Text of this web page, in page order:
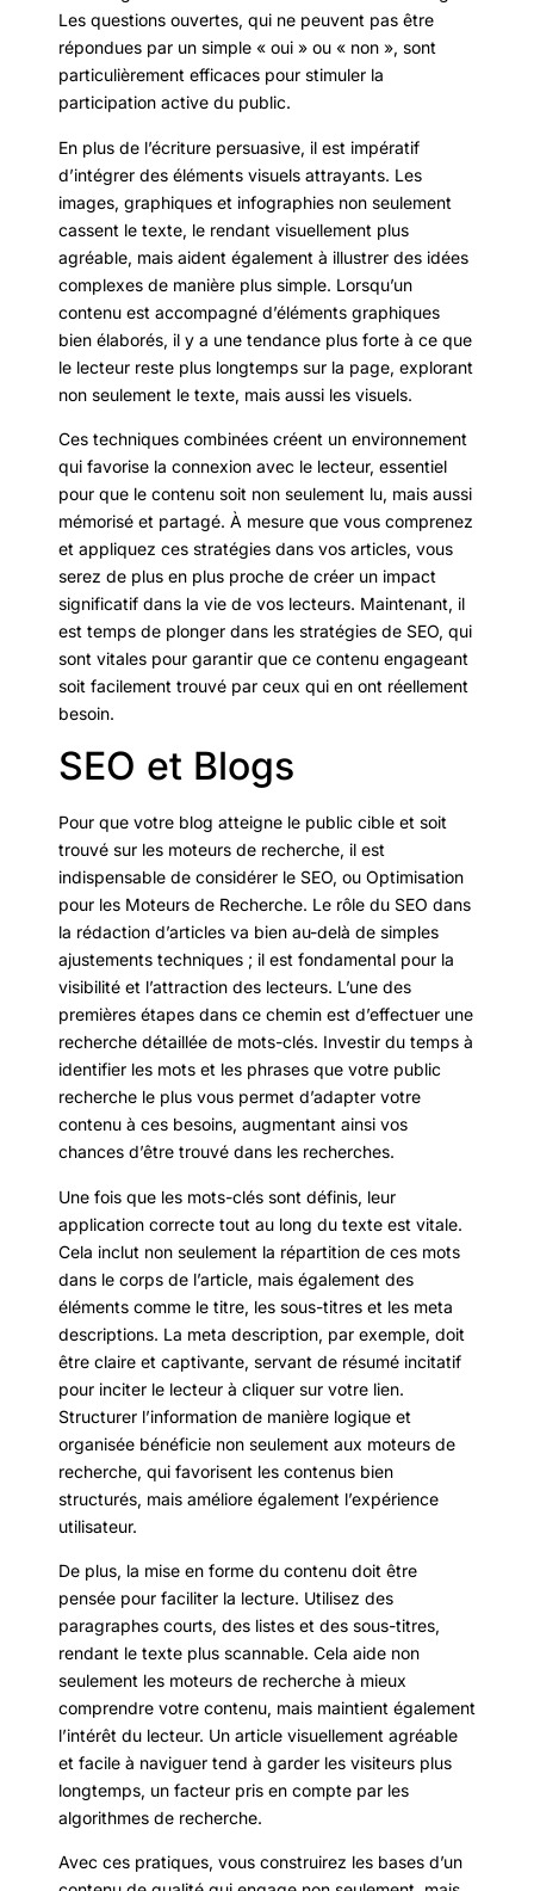
Les questions ouvertes, qui ne peuvent pas être
répondues par un simple « oui » ou « non », sont
particulièrement efficaces pour stimuler la
participation active du public.
En plus de l’écriture persuasive, il est impératif
d’intégrer des éléments visuels attrayants. Les
images, graphiques et infographies non seulement
cassent le texte, le rendant visuellement plus
agréable, mais aident également à illustrer des idées
complexes de manière plus simple. Lorsqu’un
contenu est accompagné d’éléments graphiques
bien élaborés, il y a une tendance plus forte à ce que
le lecteur reste plus longtemps sur la page, explorant
non seulement le texte, mais aussi les visuels.
Ces techniques combinées créent un environnement
qui favorise la connexion avec le lecteur, essentiel
pour que le contenu soit non seulement lu, mais aussi
mémorisé et partagé. À mesure que vous comprenez
et appliquez ces stratégies dans vos articles, vous
serez de plus en plus proche de créer un impact
significatif dans la vie de vos lecteurs. Maintenant, il
est temps de plonger dans les stratégies de SEO, qui
sont vitales pour garantir que ce contenu engageant
soit facilement trouvé par ceux qui en ont réellement
besoin.
SEO et Blogs
Pour que votre blog atteigne le public cible et soit
trouvé sur les moteurs de recherche, il est
indispensable de considérer le SEO, ou Optimisation
pour les Moteurs de Recherche. Le rôle du SEO dans
la rédaction d’articles va bien au-delà de simples
ajustements techniques ; il est fondamental pour la
visibilité et l’attraction des lecteurs. L’une des
premières étapes dans ce chemin est d’effectuer une
recherche détaillée de mots-clés. Investir du temps à
identifier les mots et les phrases que votre public
recherche le plus vous permet d’adapter votre
contenu à ces besoins, augmentant ainsi vos
chances d’être trouvé dans les recherches.
Une fois que les mots-clés sont définis, leur
application correcte tout au long du texte est vitale.
Cela inclut non seulement la répartition de ces mots
dans le corps de l’article, mais également des
éléments comme le titre, les sous-titres et les meta
descriptions. La meta description, par exemple, doit
être claire et captivante, servant de résumé incitatif
pour inciter le lecteur à cliquer sur votre lien.
Structurer l’information de manière logique et
organisée bénéficie non seulement aux moteurs de
recherche, qui favorisent les contenus bien
structurés, mais améliore également l’expérience
utilisateur.
De plus, la mise en forme du contenu doit être
pensée pour faciliter la lecture. Utilisez des
paragraphes courts, des listes et des sous-titres,
rendant le texte plus scannable. Cela aide non
seulement les moteurs de recherche à mieux
comprendre votre contenu, mais maintient également
l’intérêt du lecteur. Un article visuellement agréable
et facile à naviguer tend à garder les visiteurs plus
longtemps, un facteur pris en compte par les
algorithmes de recherche.
Avec ces pratiques, vous construirez les bases d’un